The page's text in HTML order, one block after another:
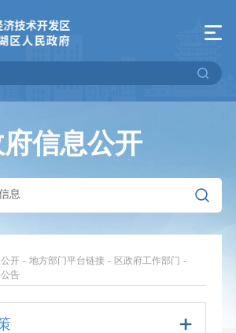
信息公开
开 - 地方部门平台链接 - 区政府工作部门 -
告